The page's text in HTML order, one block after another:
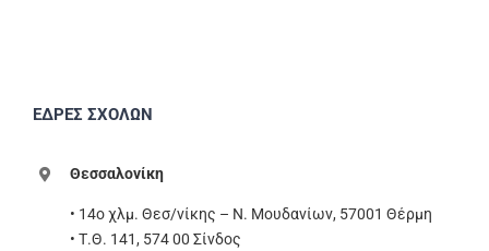
ΕΔΡΕΣ ΣΧΟΛΩΝ
Θεσσαλονίκη
• 14ο χλμ. Θεσ/νίκης – Ν. Μουδανίων, 57001 Θέρμη
• Τ.Θ. 141, 574 00 Σίνδος